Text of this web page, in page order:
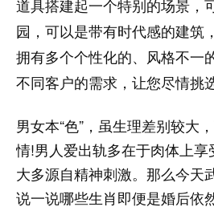
道具搭建起一个特别的场景，
园，可以是带有时代感的建筑
拥有多个个性化的、风格不一
不同客户的需求，让您尽情挑
男女本“色”，虽生理差别较大
情!男人爱出轨多在于肉体上享
大多源自精神刺激。那么今天
说一说哪些生肖即便是婚后依